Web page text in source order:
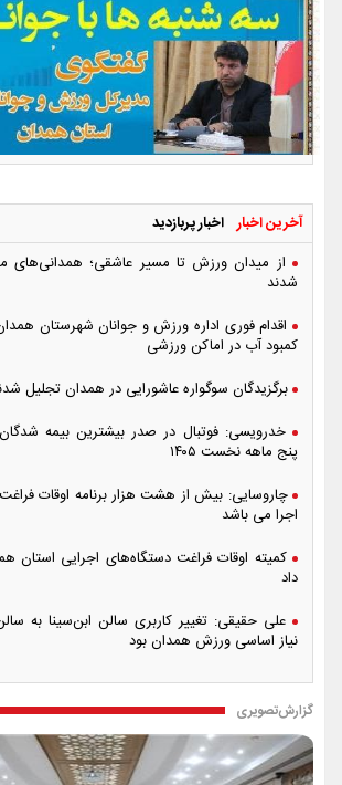
آخرین اخبار اخبار پربازدید
از میدان ورزش تا مسیر عاشقی؛ همدانی‌های
شدند
اقدام فوری اداره ورزش و جوانان شهرستان
کمبود آب در اماکن ورزشی
برگزیدگان سوگواره عاشورایی در همدان تجلیل
خدرویسی: فوتبال در صدر بیشترین بیمه
پنج ماهه نخست ۱۴۰۵
چاروسایی: بیش از هشت هزار برنامه اوقات
اجرا می باشد
کمیته اوقات فراغت دستگاه‌های اجرایی استان
داد
علی حقیقی: تغییر کاربری سالن ابن‌سینا به
نیاز اساسی ورزش همدان بود
گزارش‌تصویری